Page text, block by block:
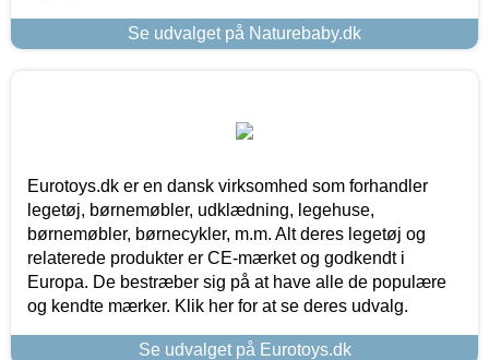
Se udvalget på Naturebaby.dk
Eurotoys.dk er en dansk virksomhed som forhandler
legetøj, børnemøbler, udklædning, legehuse,
børnemøbler, børnecykler, m.m. Alt deres legetøj og
relaterede produkter er CE-mærket og godkendt i
Europa. De bestræber sig på at have alle de populære
og kendte mærker. Klik her for at se deres udvalg.
Se udvalget på Eurotoys.dk